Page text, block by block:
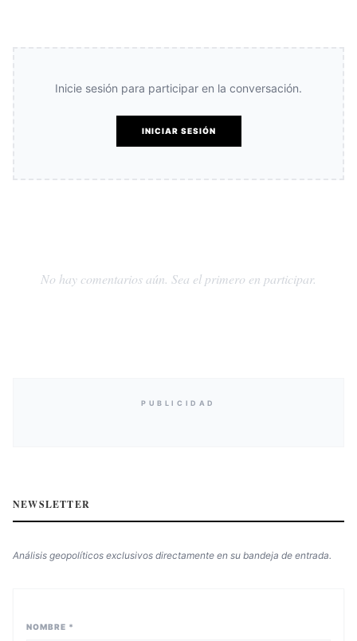
Inicie sesión para participar en la conversación.
INICIAR SESIÓN
No hay comentarios aún. Sea el primero en participar.
PUBLICIDAD
NEWSLETTER
Análisis geopolíticos exclusivos directamente en su bandeja de entrada.
NOMBRE *